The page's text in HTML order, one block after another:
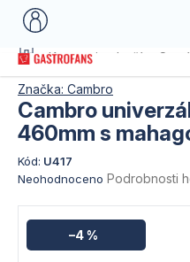
Přejít
Domů
Kategorie zboží
Značka: Cambro
Cambro
460mm s
Kód: U417
Průměrné
0,0
Neohodnoceno Podrobnosti
–4 %